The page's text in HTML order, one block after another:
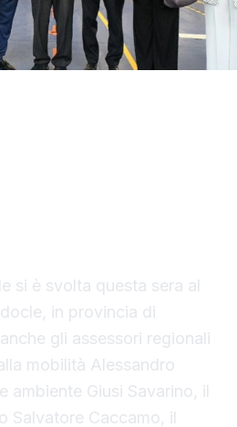
si è svolta questa sera al
in provincia di
gli assessori regionali
mobilità Alessandro
ambiente Giusi Savarino, il
Salvatore Caccamo, il